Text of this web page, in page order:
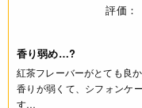
評価：
香り弱め…?
紅茶フレーバーがとても良
香りが弱くて、シフォンケ
す…